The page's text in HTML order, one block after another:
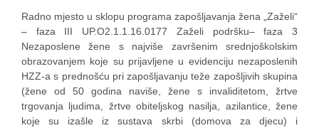
Radno mjesto u sklopu programa zapošljavanja žena „Zaželi“
– faza III UP.O2.1.1.16.0177 Zaželi podršku– faza 3
Nezaposlene žene s najviše završenim srednjoškolskim
obrazovanjem koje su prijavljene u evidenciju nezaposlenih
HZZ-a s prednošću pri zapošljavanju teže zapošljivih skupina
(žene od 50 godina naviše, žene s invaliditetom, žrtve
trgovanja ljudima, žrtve obiteljskog nasilja, azilantice, žene
koje su izašle iz sustava skrbi (domova za djecu) i